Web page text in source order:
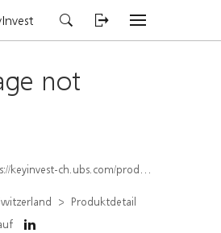
not
ch.ubs.com/produkt/detail/index/isin/CH1567400663
Produktdetail